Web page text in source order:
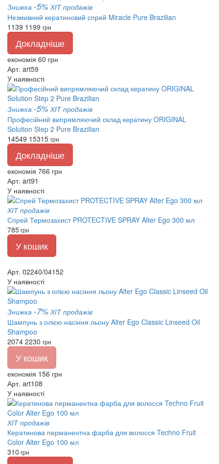
Знижка -5% ХІТ продажів
Незмивний кератиновий спрей Miracle Pure Brazilian
1139 1199 грн
Докладніше
економія 60 грн
Арт. art59
У наявності
Знижка -5% ХІТ продажів
Професійний випрямляючий склад кератину ORIGINAL
Solution Step 2 Pure Brazilian
14549 15315 грн
Докладніше
економія 766 грн
Арт. art91
У наявності
ХІТ продажів
Спрей Термозахист PROTECTIVE SPRAY Alter Ego 300 мл
785грн
У кошик
Арт. 02240/04152
У наявності
Знижка -7% ХІТ продажів
Шампунь з олією насіння льону Alter Ego Classic Linseed Oil
Shampoo
2074 2230 грн
У кошик
економія 156 грн
Арт. art108
У наявності
ХІТ продажів
Кератинова перманентна фарба для волосся Techno Fruit
Color Alter Ego 100 мл
310 грн